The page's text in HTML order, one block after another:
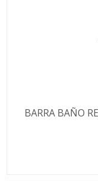
BARRA BAÑO